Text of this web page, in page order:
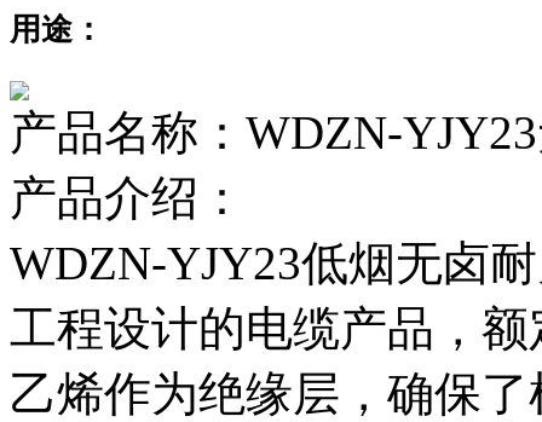
用途：
产品名称：WDZN-
产品介绍：
WDZN-YJY23低烟无卤
工程设计的电缆产品，
乙烯作为绝缘层，确保